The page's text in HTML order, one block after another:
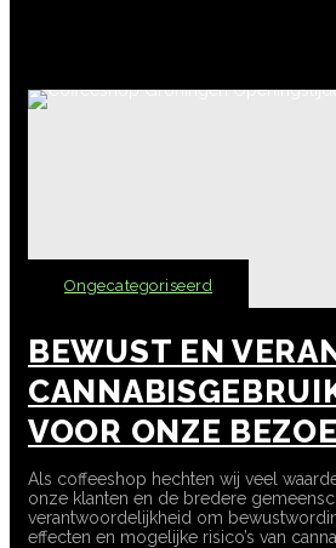
Ongecategoriseerd
BEWUST EN
VOOR ONZE
Als coffeeshop hechten wij veel
onze klanten en de bredere
verantwoordelijkheid om
effecten en mogelijke risico’s van